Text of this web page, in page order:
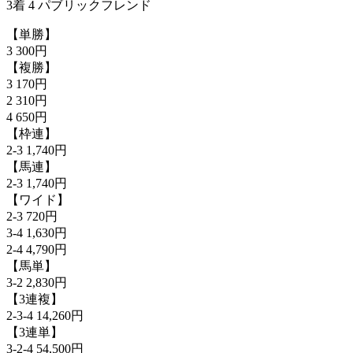
3着 4 パブリックフレンド
【単勝】
3 300円
【複勝】
3 170円
2 310円
4 650円
【枠連】
2-3 1,740円
【馬連】
2-3 1,740円
【ワイド】
2-3 720円
3-4 1,630円
2-4 4,790円
【馬単】
3-2 2,830円
【3連複】
2-3-4 14,260円
【3連単】
3-2-4 54,500円